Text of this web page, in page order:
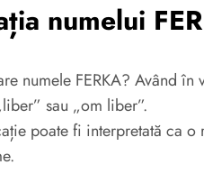
numelui
numele FERKA? Având
sau „om liber”.
poate fi interpretată ca